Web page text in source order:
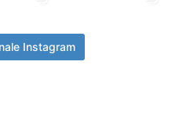
Instagram